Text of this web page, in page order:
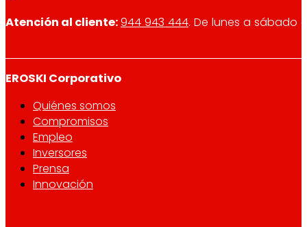
Atención al cliente:944 943 444. De lunes a sábado
EROSKI Corporativo
Quiénes somos
Compromisos
Empleo
Inversores
Prensa
Innovación